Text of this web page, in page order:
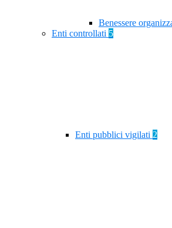
Benessere
Enti controllati 5
Enti pubblici vigilati 2